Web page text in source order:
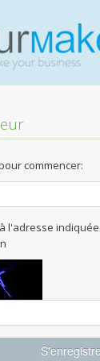
commencer:
l'adresse